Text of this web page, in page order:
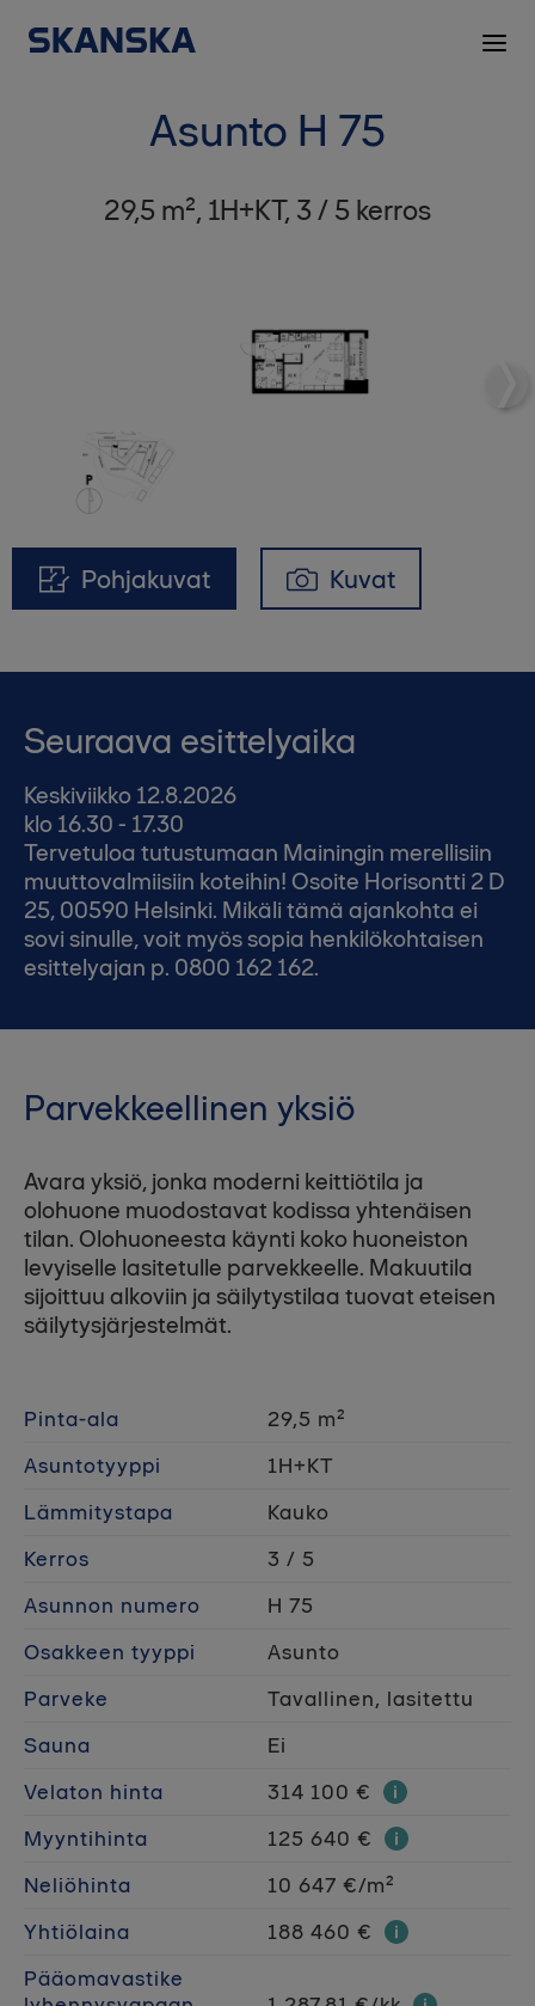
Asunto H 75
29,5 m², 1H+KT, 3 / 5 kerros
Pohjakuvat Kuvat
Seuraava esittelyaika
Keskiviikko 12.8.2026
klo 16.30 - 17.30
Tervetuloa tutustumaan Mainingin merellisiin
muuttovalmiisiin koteihin! Osoite Horisontti 2 D
25, 00590 Helsinki. Mikäli tämä ajankohta ei
sovi sinulle, voit myös sopia henkilökohtaisen
esittelyajan p. 0800 162 162.
Parvekkeellinen yksiö
Avara yksiö, jonka moderni keittiötila ja
olohuone muodostavat kodissa yhtenäisen
tilan. Olohuoneesta käynti koko huoneiston
levyiselle lasitetulle parvekkeelle. Makuutila
sijoittuu alkoviin ja säilytystilaa tuovat eteisen
säilytysjärjestelmät.
Pinta-ala
29,5 m²
Asuntotyyppi
1H+KT
Lämmitystapa
Kauko
Kerros
3 / 5
Asunnon numero
H 75
Osakkeen tyyppi
Asunto
Parveke
Tavallinen, lasitettu
Sauna
Ei
Velaton hinta
314 100 €
Myyntihinta
125 640 €
Neliöhinta
10 647 €/m²
Yhtiölaina
188 460 €
Pääomavastike